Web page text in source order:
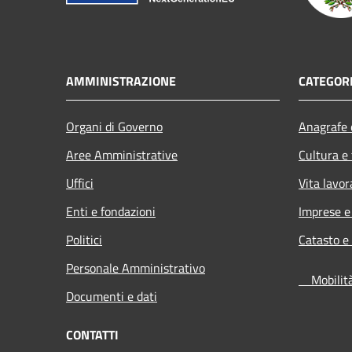
AMMINISTRAZIONE
Organi di Governo
Aree Amministrative
Uffici
Enti e fondazioni
Politici
Personale Amministrativo
Documenti e dati
Cultura
Vita
Imprese
Catasto
CONTATTI